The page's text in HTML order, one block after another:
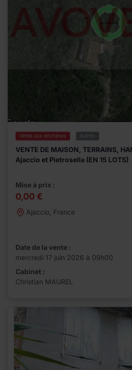
Vente aux enchères Autres
VENTE DE MAISON, TERRAINS,
Ajaccio et Pietrosella (EN 15 LOTS)
Mise à prix :
0,00 €
Ajaccio, France
Date de la vente :
mercredi 17 juin 2026 à 09h00
Cabinet :
Christian MAUREL